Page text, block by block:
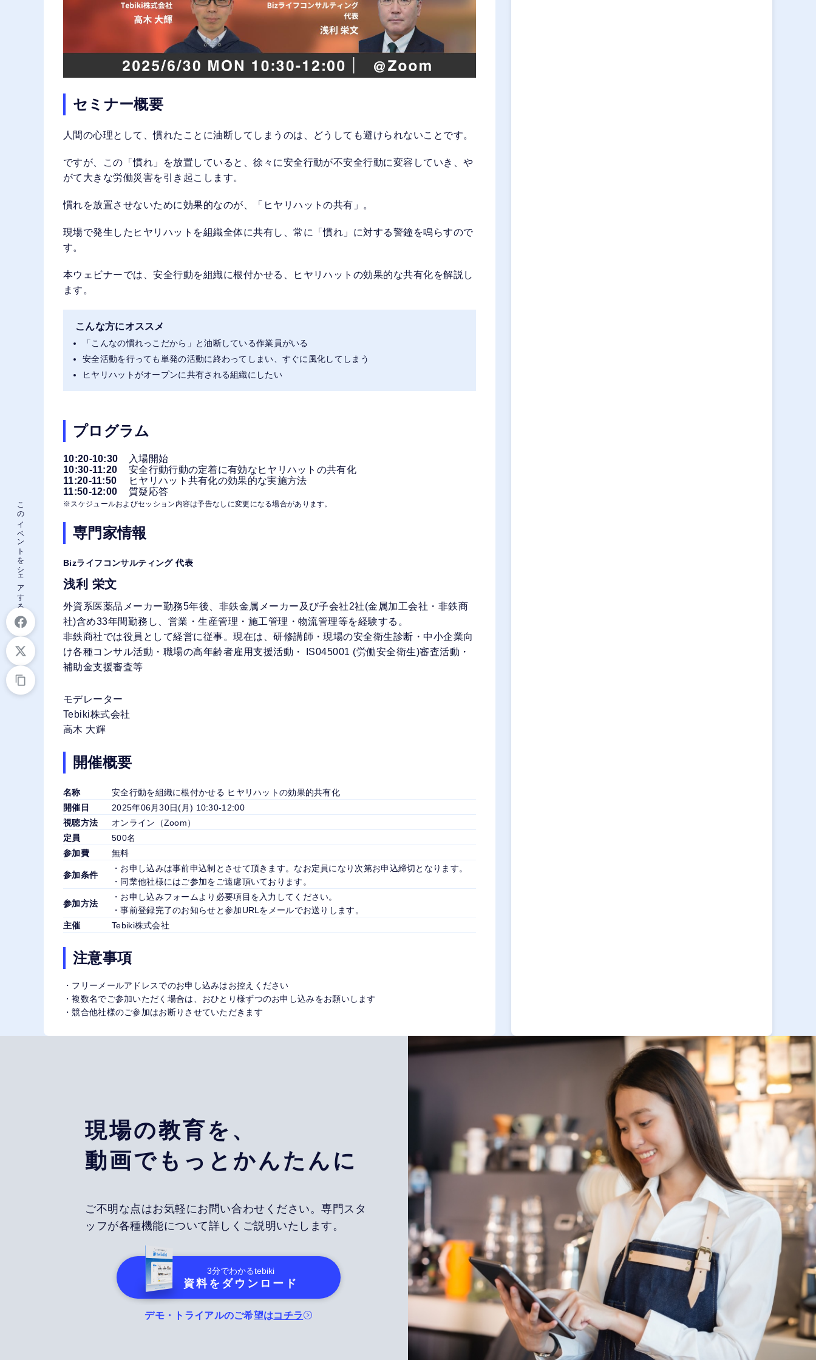
このイベントをシェアする
セミナー概要
人間の心理として、慣れたことに油断してしまうのは、どうしても避けられないことです。
ですが、この「慣れ」を放置していると、徐々に安全行動が不安全行動に変容していき、や
がて大きな労働災害を引き起こします。
慣れを放置させないために効果的なのが、「ヒヤリハットの共有」。
現場で発生したヒヤリハットを組織全体に共有し、常に「慣れ」に対する警鐘を鳴らすので
す。
本ウェビナーでは、安全行動を組織に根付かせる、ヒヤリハットの効果的な共有化を解説し
ます。
こんな方にオススメ
「こんなの慣れっこだから」と油断している作業員がいる
安全活動を行っても単発の活動に終わってしまい、すぐに風化してしまう
ヒヤリハットがオープンに共有される組織にしたい
プログラム
10:20-10:30
入場開始
10:30-11:20
安全行動行動の定着に有効なヒヤリハットの共有化
11:20-11:50
ヒヤリハット共有化の効果的な実施方法
11:50-12:00
質疑応答
※スケジュールおよびセッション内容は予告なしに変更になる場合があります。
専門家情報
Bizライフコンサルティング 代表
浅利 栄文
外資系医薬品メーカー勤務5年後、非鉄金属メーカー及び子会社2社(金属加工会社・非鉄商
社)含め33年間勤務し、営業・生産管理・施工管理・物流管理等を経験する。
非鉄商社では役員として経営に従事。現在は、研修講師・現場の安全衛生診断・中小企業向
け各種コンサル活動・職場の高年齢者雇用支援活動・ IS045001 (労働安全衛生)審査活動・
補助金支援審査等
モデレーター
Tebiki株式会社
高木 大輝
開催概要
名称
安全行動を組織に根付かせる ヒヤリハットの効果的共有化
開催日
2025年06月30日(月) 10:30-12:00
視聴方法
オンライン（Zoom）
定員
500名
参加費
無料
参加条件
・お申し込みは事前申込制とさせて頂きます。なお定員になり次第お申込締切となります。
・同業他社様にはご参加をご遠慮頂いております。
参加方法
・お申し込みフォームより必要項目を入力してください。
・事前登録完了のお知らせと参加URLをメールでお送りします。
主催
Tebiki株式会社
注意事項
・フリーメールアドレスでのお申し込みはお控えください
・複数名でご参加いただく場合は、おひとり様ずつのお申し込みをお願いします
・競合他社様のご参加はお断りさせていただきます
現場の教育を、
動画でもっとかんたんに
ご不明な点はお気軽にお問い合わせください。専門スタ
ッフが各種機能について詳しくご説明いたします。
3分でわかるtebiki
資料をダウンロード
デモ・トライアルのご希望はコチラ